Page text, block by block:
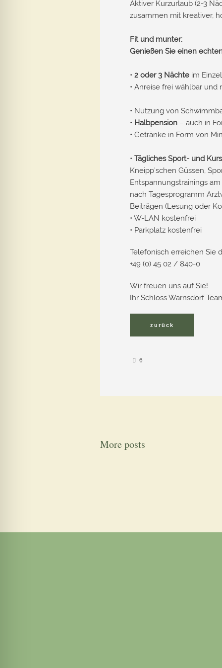
Aktiver Kurzurlaub (2-3
zusammen mit kreativer,
Fit und munter:
Genießen Sie einen
• 2 oder 3 Nächte im
• Anreise frei wählbar und
• Nutzung von
• Halbpension – auch in
• Getränke in Form von
• Tägliches Sport- und
Kneipp’schen Güssen,
Entspannungstrainings
nach Tagesprogramm
Beiträgen (Lesung oder
• W-LAN kostenfrei
• Parkplatz kostenfrei
Telefonisch erreichen Sie
+49 (0) 45 02 / 840-0
Wir freuen uns auf Sie!
Ihr Schloss Warnsdorf
6
More posts